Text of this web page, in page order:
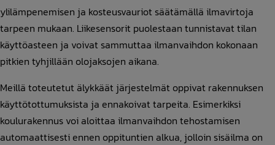
ylilämpenemisen ja kosteusvauriot säätämällä ilmavirtoja
tarpeen mukaan. Liikesensorit puolestaan tunnistavat tilan
käyttöasteen ja voivat sammuttaa ilmanvaihdon kokonaan
pitkien tyhjillään olojaksojen aikana.
Meillä toteutetut älykkäät järjestelmät oppivat rakennuksen
käyttötottumuksista ja ennakoivat tarpeita. Esimerkiksi
koulurakennus voi aloittaa ilmanvaihdon tehostamisen
automaattisesti ennen oppituntien alkua, jolloin sisäilma on